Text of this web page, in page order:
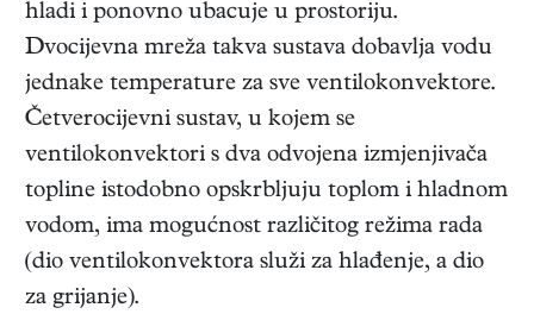
hladi i ponovno ubacuje u prostoriju.
Dvocijevna mreža takva sustava dobavlja vodu
jednake temperature za sve ventilokonvektore.
Četverocijevni sustav, u kojem se
ventilokonvektori s dva odvojena izmjenjivača
topline istodobno opskrbljuju toplom i hladnom
vodom, ima mogućnost različitog režima rada
(dio ventilokonvektora služi za hlađenje, a dio
za grijanje).